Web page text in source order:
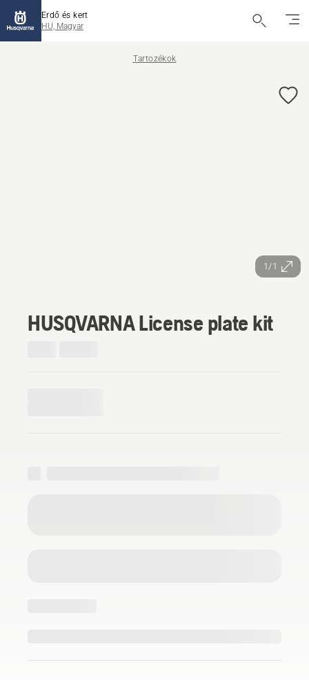
Erdő és kert
HU, Magyar
Tartozékok
1/1
HUSQVARNA License plate kit